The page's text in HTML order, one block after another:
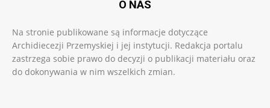
O NAS
Na stronie publikowane są informacje dotyczące
Archidiecezji Przemyskiej i jej instytucji. Redakcja portalu
zastrzega sobie prawo do decyzji o publikacji materiału oraz
do dokonywania w nim wszelkich zmian.